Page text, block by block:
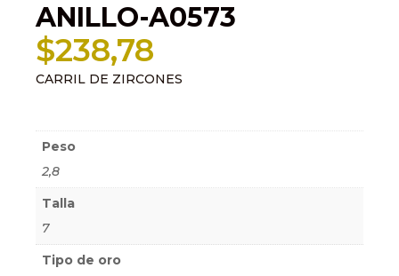
ANILLO-A0573
$238,78
CARRIL DE ZIRCONES
Peso
2,8
Talla
7
Tipo de oro